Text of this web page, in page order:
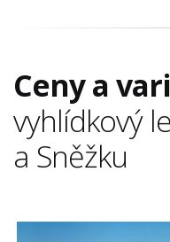
Ceny a
vyhlídkový
a Sněžku